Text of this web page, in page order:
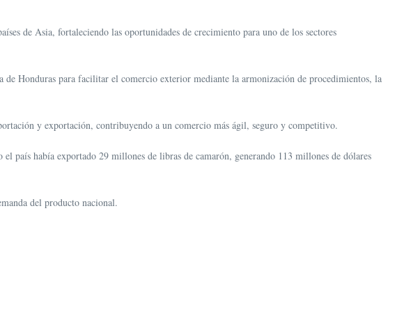
de Asia, fortaleciendo las oportunidades de crecimiento para uno de los sectores
Honduras para facilitar el comercio exterior mediante la armonización de procedimientos, la
y exportación, contribuyendo a un comercio más ágil, seguro y competitivo.
país había exportado 29 millones de libras de camarón, generando 113 millones de dólares
del producto nacional.